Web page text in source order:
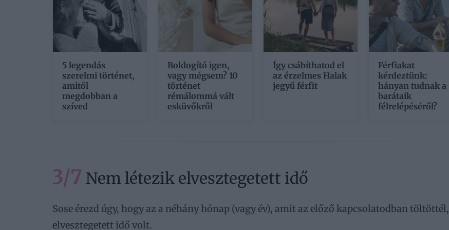
5 legendás
szerelmi történet,
amitől
megdobban a
szíved
Boldogító igen,
vagy mégsem? 10
történet
rémálommá vált
esküvőkről
Így csábíthatod el
az érzelmes Halak
jegyű férfit
Férfiakat
kérdeztünk:
hányan tudnak a
barátaik
félrelépéséről?
3/7 Nem létezik elvesztegetett idő
Sose érezd úgy, hogy az a néhány hónap (vagy év), amit az előző kapcsolatodban töltöttél,
elvesztegetett idő volt.